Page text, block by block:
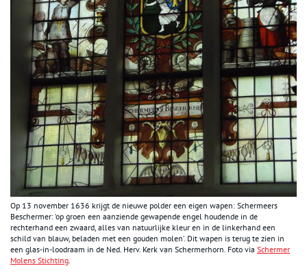
Op 13 november 1636 krijgt de nieuwe polder een eigen wapen: Schermeers
Beschermer: ‘op groen een aanziende gewapende engel houdende in de
rechterhand een zwaard, alles van natuurlijke kleur en in de linkerhand een
schild van blauw, beladen met een gouden molen’. Dit wapen is terug te zien in
een glas-in-loodraam in de Ned. Herv. Kerk van Schermerhorn. Foto via Schermer
Molens Stichting